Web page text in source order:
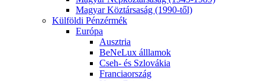
Magyar Köztársaság (1990-től)
Külföldi Pénzérmék
Európa
Ausztria
BeNeLux álllamok
Cseh- és Szlovákia
Franciaország